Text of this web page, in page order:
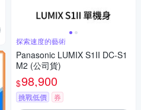
探索速度的藝術
Panasonic LUMIX S1II DC-S1
M2 (公司貨)
$98,900
挑戰低價 券